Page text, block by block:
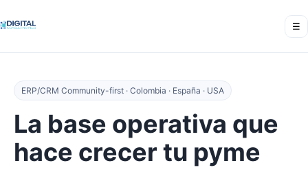
☰
ERP/CRM Community-first · Colombia · España · USA
La base operativa que
hace crecer tu pyme